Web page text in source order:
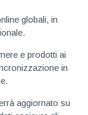
globali, in
e prodotti ai
in
aggiornato su